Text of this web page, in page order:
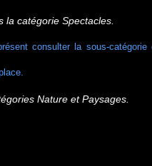
catégorie Spectacles.
consulter la sous-
Nature et Paysages.